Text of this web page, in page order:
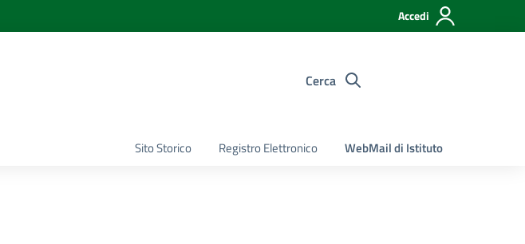
Accedi
Cerca
Sito Storico Registro Elettronico WebMail di Istituto